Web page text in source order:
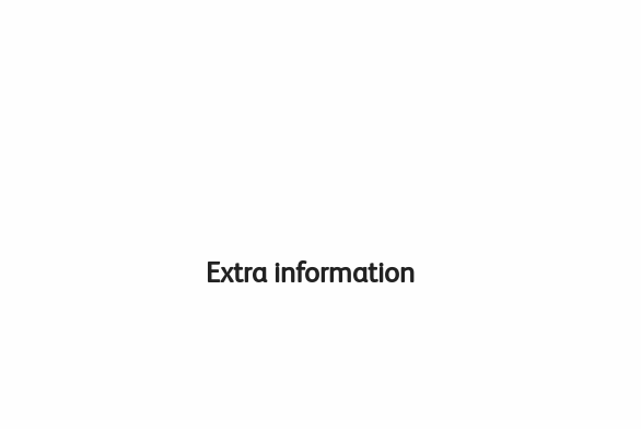
Extra information